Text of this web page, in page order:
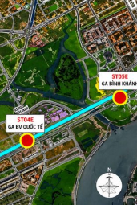
SUN THỦ
Siêu Dự Án
2026